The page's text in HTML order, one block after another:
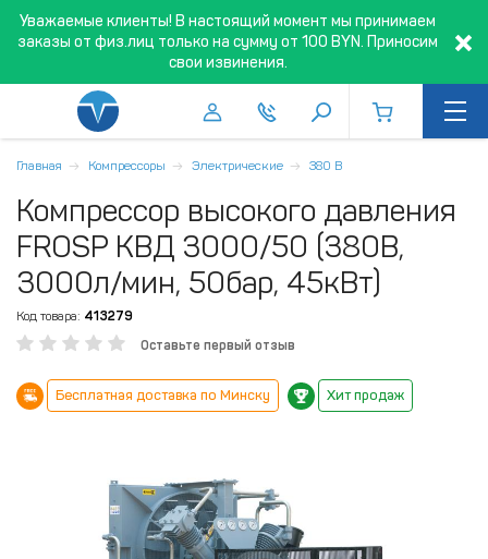
Уважаемые клиенты! В настоящий момент мы принимаем
заказы от физ.лиц только на сумму от 100 BYN. Приносим
свои извинения.
Главная Компрессоры Электрические 380 В
Компрессор высокого давления
FROSP КВД 3000/50 (380В,
3000л/мин, 50бар, 45кВт)
Код товара: 413279
Оставьте первый отзыв
Бесплатная доставка по Минску Хит продаж